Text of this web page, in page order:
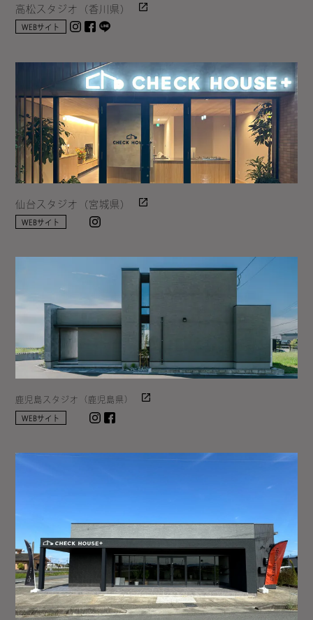
高松スタジオ（香川県）
WEBサイト Instagram
facebook
仙台スタジオ（宮城県）
WEBサイト
鹿児島スタジオ（鹿児島県）
WEBサイト Instagram